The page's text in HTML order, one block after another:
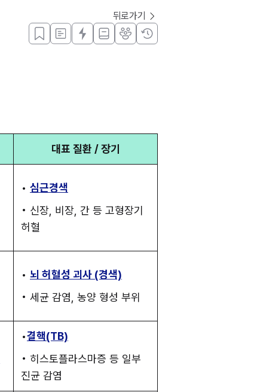
뒤로가기
대표 질환 / 장기
• 심근경색
• 신장, 비장, 간 등 고형장기
허혈
• 뇌 허혈성 괴사 (경색)
• 세균 감염, 농양 형성 부위
•결핵(TB)
• 히스토플라스마증 등 일부
진균 감염